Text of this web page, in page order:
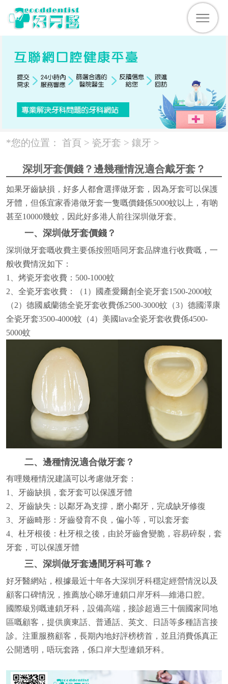
*您的位置： 首頁 > 瓷牙套 > 鑲牙 >
深圳牙套價錢？邊幾種情況適合戴牙套？
如果牙齒缺損，好多人都會選擇做牙套，因為牙套可以保護
牙體，但係宜家香港做牙套一隻嘅價錢係5000蚊以上，有啲
甚至10000幾蚊，因此好多港人前往深圳做牙套。
一、深圳做牙套價錢？
深圳做牙套嘅收費主要係按照唔同牙套品牌進行收費嘅，一
般收費情況如下：
1、烤瓷牙套收費：500-1000蚊
2、全瓷牙套收費：（1）國產愛爾創全瓷牙套1500-2000蚊
（2）德國威蘭德全瓷牙套收費係2500-3000蚊（3）德國澤康
全瓷牙套3500-4000蚊（4）美國lava全瓷牙套收費係4500-
5000蚊
二、邊種情況適合做牙套？
有哩幾種情況建議可以考慮做牙套：
1、牙齒缺損，套牙套可以保護牙體
2、牙齒缺失：以鄰牙為支撐，磨小鄰牙，完成缺牙修復
3、牙齒畸形：牙齒發育不良，偏小等，可以套牙套
4、杜牙根後：杜牙根之後，由於牙齒會變脆，容易碎裂，套
牙套，可以保護牙體
三、深圳做牙套邊間牙科可靠？
好牙醫網站，根據最近十年各大深圳牙科穩定經營情況以及
顧客口碑情況，推薦放心睇牙連鎖口岸牙科—維港口腔。
國際級別嘅連鎖牙科，設備高端，接診超過三十個國家同地
區嘅顧客，提供廣東話、普通話、英文、日語等多種語言接
診。注重服務顧客，長期內地好評榜榜首，並且消費係真正
公開透明，唔玩套路，係口岸大型連鎖牙科。